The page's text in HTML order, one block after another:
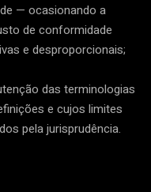
— ocasionando a
de conformidade
e desproporcionais;
das terminologias
e cujos limites
pela jurisprudência.